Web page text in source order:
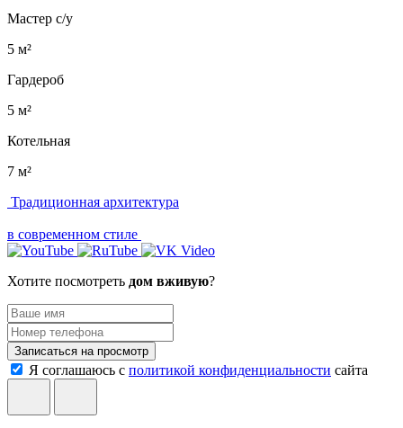
Мастер с/у
5 м²
Гардероб
5 м²
Котельная
7 м²
Традиционная архитектура
в современном стиле
Хотите посмотреть дом вживую?
Записаться на просмотр
Я соглашаюсь с политикой конфиденциальности сайта